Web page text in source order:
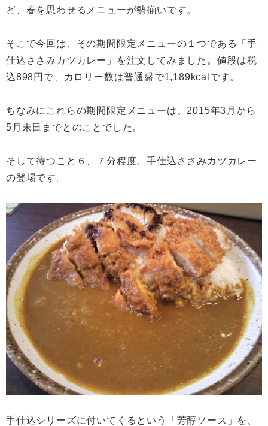
ど、春を思わせるメニューが勢揃いです。
そこで今回は、その期間限定メニューの１つである「手
仕込ささみカツカレー」を注文してみました。値段は税
込898円で、カロリー数は普通盛で1,189kcalです。
ちなみにこれらの期間限定メニューは、2015年3月から
5月末日までとのことでした。
そして待つこと６、７分程度。手仕込ささみカツカレー
の登場です。
手仕込シリーズに付いてくるという「芳醇ソース」を、